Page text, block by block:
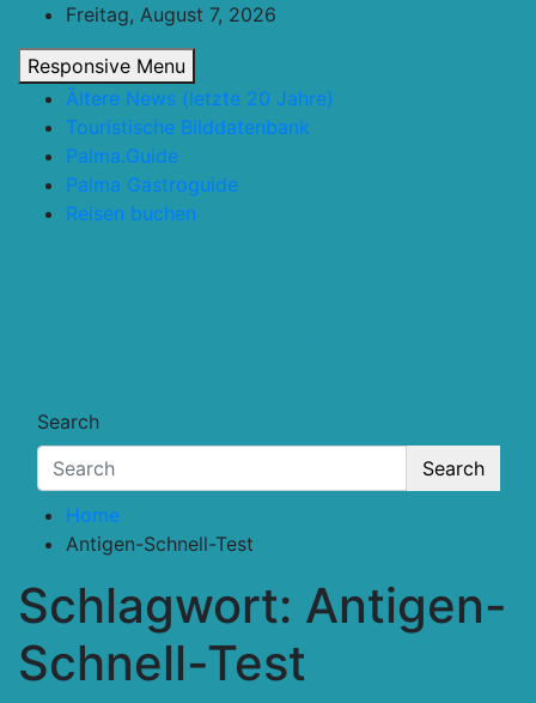
content
Freitag, August 7, 2026
Responsive Menu
Ältere News (letzte 20 Jahre)
Touristische Bilddatenbank
Palma.Guide
Palma Gastroguide
Reisen buchen
Search
Search
Home
Antigen-Schnell-Test
Schlagwort: Antigen-
Schnell-Test